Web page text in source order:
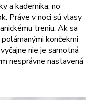
a kaderníka, no
Práve v noci sú vlasy
treniu. Ak sa
končekmi
nie je samotná
nesprávne nastavená